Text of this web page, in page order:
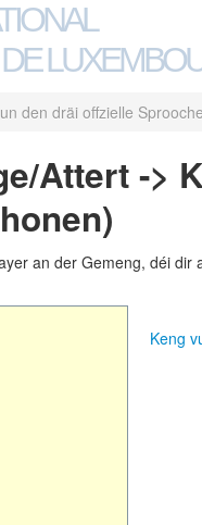
den dräi offzielle
Attert ->
an der Gemeng, déi
Keng